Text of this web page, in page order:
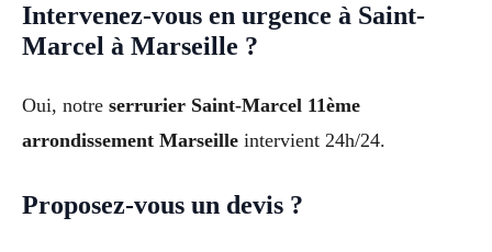
Intervenez-vous en urgence à Saint-
Marcel à Marseille ?
Oui, notre serrurier Saint-Marcel 11ème
arrondissement Marseille intervient 24h/24.
Proposez-vous un devis ?